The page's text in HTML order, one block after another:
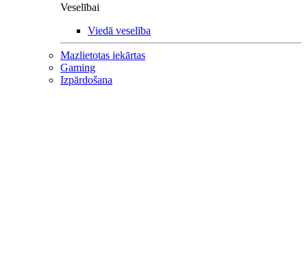
Veselībai
Viedā veselība
Mazlietotas iekārtas
Gaming
Izpārdošana